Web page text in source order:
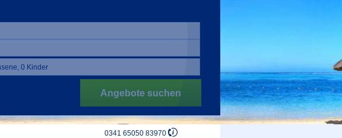
Angebote suchen
0341 65050 83970